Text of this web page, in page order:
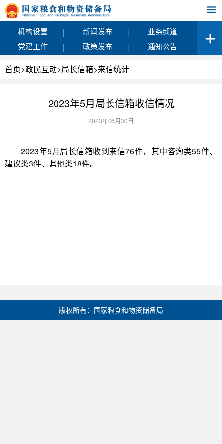
机构设置 | 新闻发布 |
业务频道
党建工作
| 政策发布 | 通知公告
首页>政民互动>局长信箱>来信统计
2023年5月局长信箱收信情况
2023年06月30日
2023年5月局长信箱收到来信76件，其中咨询类55件、
建议类3件、其他类18件。
版权所有：国家粮食和物资储备局